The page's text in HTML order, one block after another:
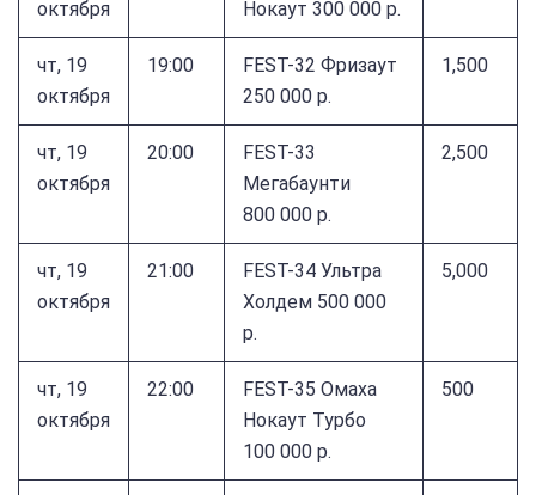
октября
Нокаут 300 000 р.
чт, 19
октября
19:00
FEST-32 Фризаут
250 000 р.
1,500
чт, 19
октября
20:00
FEST-33
Мегабаунти
800 000 р.
2,500
чт, 19
октября
21:00
FEST-34 Ультра
Холдем 500 000
р.
5,000
чт, 19
октября
22:00
FEST-35 Омаха
Нокаут Турбо
100 000 р.
500